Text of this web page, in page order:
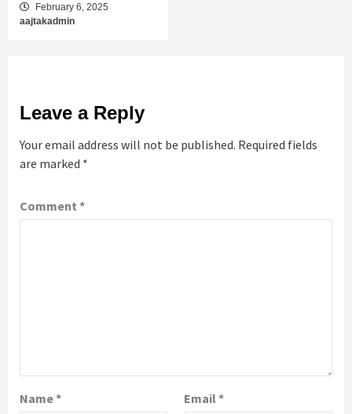
February 6, 2025
aajtakadmin
Leave a Reply
Your email address will not be published. Required fields
are marked *
Comment *
Name* Email *